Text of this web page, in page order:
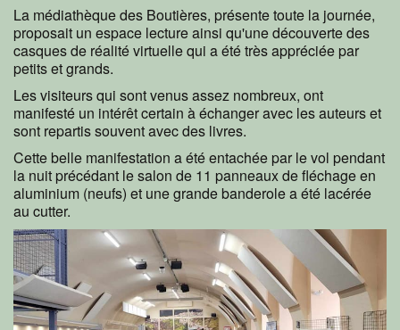
La médiathèque des Boutières, présente toute la journée,
proposait un espace lecture ainsi qu'une découverte des
casques de réalité virtuelle qui a été très appréciée par
petits et grands.
Les visiteurs qui sont venus assez nombreux, ont
manifesté un intérêt certain à échanger avec les auteurs et
sont repartis souvent avec des livres.
Cette belle manifestation a été entachée par le vol pendant
la nuit précédant le salon de 11 panneaux de fléchage en
aluminium (neufs) et une grande banderole a été lacérée
au cutter.